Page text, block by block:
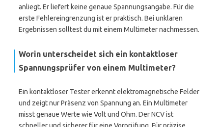
anliegt. Er liefert keine genaue Spannungsangabe. Für die
erste Fehlereingrenzung ist er praktisch. Bei unklaren
Ergebnissen solltest du mit einem Multimeter nachmessen.
Worin unterscheidet sich ein kontaktloser
Spannungsprüfer von einem Multimeter?
Ein kontaktloser Tester erkennt elektromagnetische Felder
und zeigt nur Präsenz von Spannung an. Ein Multimeter
misst genaue Werte wie Volt und Ohm. Der NCV ist